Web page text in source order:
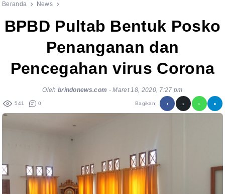
Beranda News
BPBD Pultab Bentuk Posko
Penanganan dan
Pencegahan virus Corona
Oleh brindonews.com -Maret 18, 2020, 7:27 pm
541 0 Bagikan: